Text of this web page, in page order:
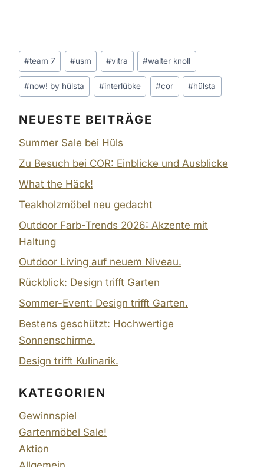
Schlagworte:
#team 7 #usm #vitra #walter knoll
#now! by hülsta #interlübke #cor #hülsta
NEUESTE BEITRÄGE
Summer Sale bei Hüls
Zu Besuch bei COR: Einblicke und Ausblicke
What the Häck!
Teakholzmöbel neu gedacht
Outdoor Farb-Trends 2026: Akzente mit
Haltung
Outdoor Living auf neuem Niveau.
Rückblick: Design trifft Garten
Sommer-Event: Design trifft Garten.
Bestens geschützt: Hochwertige
Sonnenschirme.
Design trifft Kulinarik.
KATEGORIEN
Gewinnspiel
Gartenmöbel Sale!
Aktion